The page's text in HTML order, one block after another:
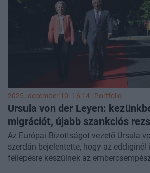
menekültügyi rendszer kialakítását. A
az uniós menekültügyi ügynökség
felülvizsgálatát, ami később akár jogi
2025. december 10. 16:14 | Portfolio
Ursula von der Leyen:
migrációt, újabb szankciós
Az Európai Bizottságot vezető Ursula
szerdán bejelentette, hogy az
fellépésre készülnek az